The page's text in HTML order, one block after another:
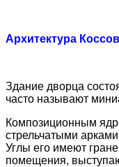
Архитектура
Здание дворца
часто называют
Композиционным
стрельчатыми
Углы его имеют
помещения,